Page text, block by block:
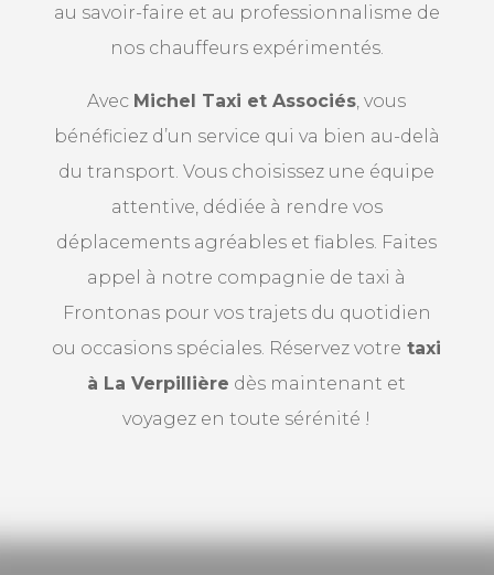
au savoir-faire et au professionnalisme de
nos chauffeurs expérimentés.
Avec Michel Taxi et Associés , vous
bénéficiez d’un service qui va bien au-delà
du transport. Vous choisissez une équipe
attentive, dédiée à rendre vos
déplacements agréables et fiables. Faites
appel à notre compagnie de taxi à
Frontonas pour vos trajets du quotidien
ou occasions spéciales. Réservez votre taxi
à La Verpillière dès maintenant et
voyagez en toute sérénité !